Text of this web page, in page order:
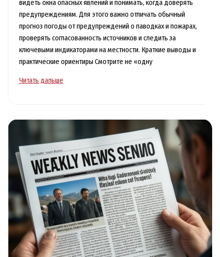
видеть окна опасных явлений и понимать, когда доверять
предупреждениям. Для этого важно отличать обычный
прогноз погоды от предупреждений о паводках и пожарах,
проверять согласованность источников и следить за
ключевыми индикаторами на местности. Краткие выводы и
практические ориентиры Смотрите не «одну
Погода
и
пожароопасный
сезон
Читать дальше